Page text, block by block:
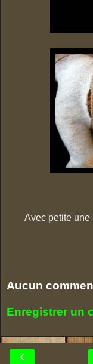
Avec petite une
Aucun
Enregistrer un
‹